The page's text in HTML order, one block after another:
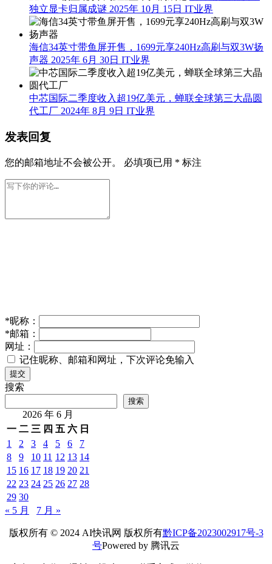
独立显卡归属成谜 2025年 10月 15日 IT业界
海信34英寸带鱼屏开售，1699元享240Hz高刷与双3W扬
声器 2025年 6月 30日 IT业界
中芯国际二季度收入超19亿美元，蝉联全球第三大晶圆
代工厂 2024年 8月 9日 IT业界
发表回复
您的邮箱地址不会被公开。 必填项已用 * 标注
*昵称：
*邮箱：
网址：
记住昵称、邮箱和网址，下次评论免输入
提交
搜索
搜索
2026 年 6 月
一 二 三 四 五 六 日
1
2 3 4 5 6
7
8
9 10 11 12 13 14
15 16 17 18 19 20 21
22 23 24 25 26 27 28
29 30
« 5 月
7 月 »
版权所有 © 2024 AI快讯网 版权所有黔ICP备2023002917号-3
号Powered by 腾讯云